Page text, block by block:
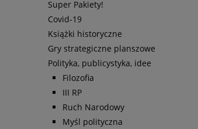
Super Pakiety!
Covid-19
Książki historyczne
Gry strategiczne planszowe
Polityka, publicystyka, idee
Filozofia
III RP
Ruch Narodowy
Myśl polityczna